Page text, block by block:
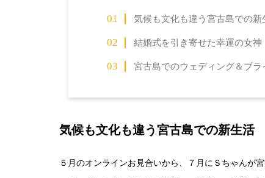
気候も文化も違う宮古島での新
結婚式を引き寄せた幸運の女神
宮古島でのウェディング＆ブラ
気候も文化も違う宮古島での新生活
５月のオンラインお見合いから、７月にＳちゃんが